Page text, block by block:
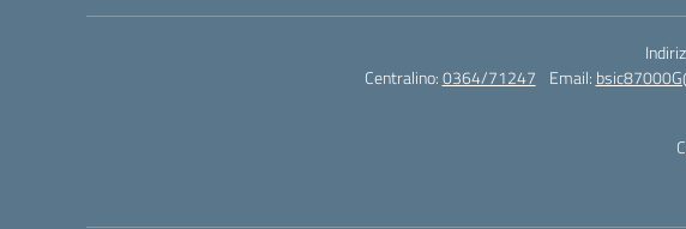
Centralino:0364/71247 Email: